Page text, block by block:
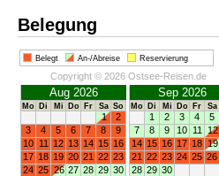
Belegung
Belegt An-/Abreise Reservierung
Copyright © 2026 Ostsee-Reisen.de
Aug 2026
Mo Di Mi Do Fr Sa So
1
2
3
4 5 6 7 8
9
10 11 12 13 14 15 16
17 18 19 20 21 22 23
24 25 26 27 28 29 30
Sep 2026
Mo Di Mi Do Fr Sa
1 2 3 4 5
7
8 9 10 11 12
14 15 16 17 18 19
21 22 23 24 25 26
28 29 30